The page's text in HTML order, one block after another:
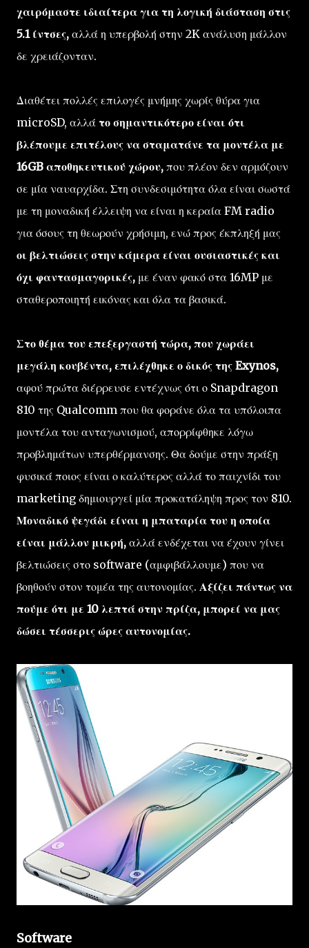
χαιρόμαστε ιδιαίτερα για τη λογική διάσταση στις
5.1 ίντσες, αλλά η υπερβολή στην 2K ανάλυση μάλλον
δε χρειάζονταν.
Διαθέτει πολλές επιλογές μνήμης χωρίς θύρα για
microSD, αλλά το σημαντικότερο είναι ότι
βλέπουμε επιτέλους να σταματάνε τα μοντέλα με
16GB αποθηκευτικού χώρου, που πλέον δεν αρμόζουν
σε μία ναυαρχίδα. Στη συνδεσιμότητα όλα είναι σωστά
με τη μοναδική έλλειψη να είναι η κεραία FM radio
για όσους τη θεωρούν χρήσιμη, ενώ προς έκπληξή μας
οι βελτιώσεις στην κάμερα είναι ουσιαστικές και
όχι φαντασμαγορικές, με έναν φακό στα 16MP με
σταθεροποιητή εικόνας και όλα τα βασικά.
Στο θέμα του επεξεργαστή τώρα, που χωράει
μεγάλη κουβέντα, επιλέχθηκε ο δικός της Exynos,
αφού πρώτα διέρρευσε εντέχνως ότι ο Snapdragon
810 της Qualcomm που θα φοράνε όλα τα υπόλοιπα
μοντέλα του ανταγωνισμού, απορρίφθηκε λόγω
προβλημάτων υπερθέρμανσης. Θα δούμε στην πράξη
φυσικά ποιος είναι ο καλύτερος αλλά το παιχνίδι του
marketing δημιουργεί μία προκατάληψη προς τον 810.
Μοναδικό ψεγάδι είναι η μπαταρία του η οποία
είναι μάλλον μικρή, αλλά ενδέχεται να έχουν γίνει
βελτιώσεις στο software (αμφιβάλλουμε) που να
βοηθούν στον τομέα της αυτονομίας. Αξίζει πάντως να
πούμε ότι με 10 λεπτά στην πρίζα, μπορεί να μας
δώσει τέσσερις ώρες αυτονομίας.
Software